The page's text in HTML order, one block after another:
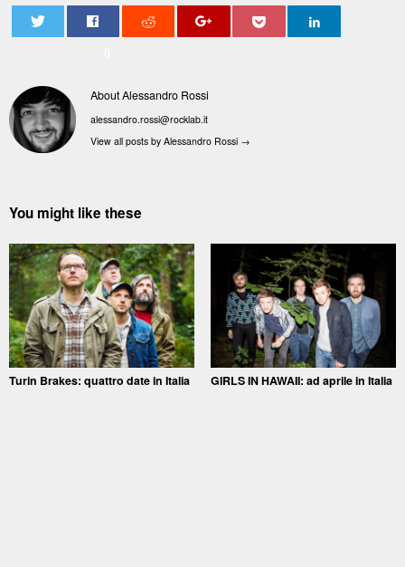
About Alessandro Rossi
alessandro.rossi@rocklab.it
View all posts by Alessandro Rossi →
You might like these
Turin Brakes: quattro date in Italia GIRLS IN HAWAII: ad aprile in Italia